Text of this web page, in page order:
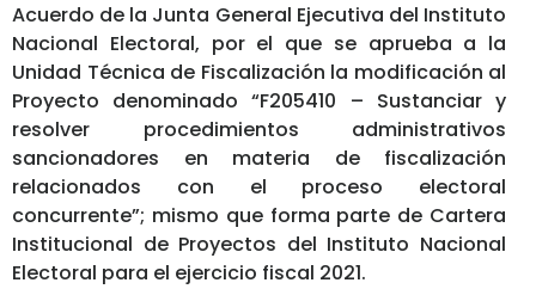
Acuerdo de la Junta General Ejecutiva del Instituto
Nacional Electoral, por el que se aprueba a la
Unidad Técnica de Fiscalización la modificación al
Proyecto denominado “F205410 – Sustanciar y
resolver procedimientos administrativos
sancionadores en materia de fiscalización
relacionados con el proceso electoral
concurrente”; mismo que forma parte de Cartera
Institucional de Proyectos del Instituto Nacional
Electoral para el ejercicio fiscal 2021.